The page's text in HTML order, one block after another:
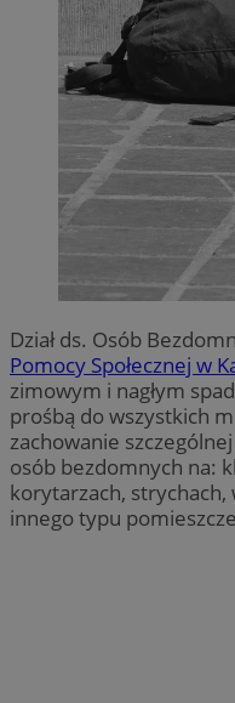
Dział ds. Osób
Pomocy Społecznej w
zimowym i nagłym
prośbą do wszystkich
zachowanie
osób bezdomnych na:
korytarzach,
innego typu